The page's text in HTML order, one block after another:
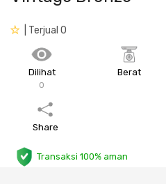
Sanitari &
Besi Profil &
Pompa dan Pipa
| Terjual 0
Dilihat
0
Berat
Share
Transaksi 100% aman